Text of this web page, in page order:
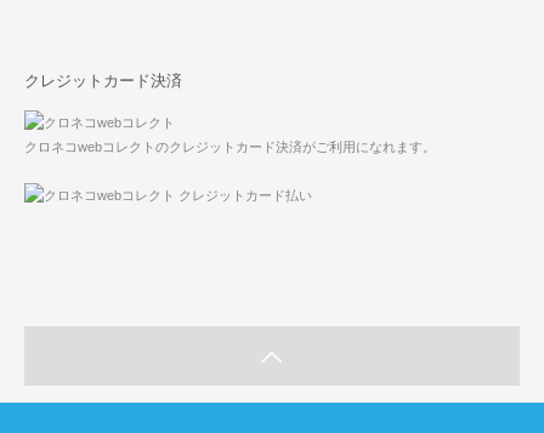
クレジットカード決済
クロネコwebコレクトのクレジットカード決済がご利用になれます。